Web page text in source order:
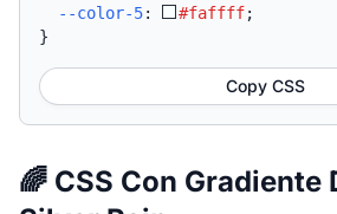
--color-5: #faffff;
}
Copy CSS
🌈 CSS Con Gradiente